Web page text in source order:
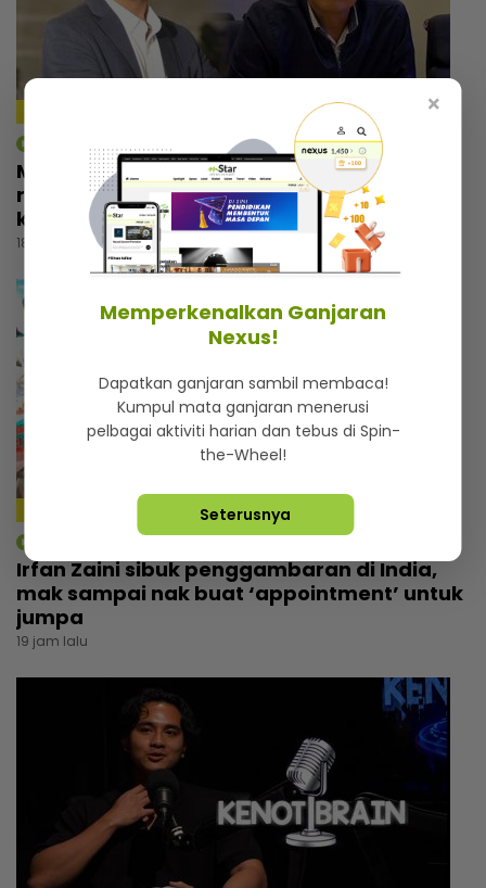
Macam tak percaya umur dah 57 tahun,
rupanya ini amalan mudah Rashdan Baba
kekal awet muda
18 jam lalu
Irfan Zaini sibuk penggambaran di India,
mak sampai nak buat ‘appointment’ untuk
jumpa
19 jam lalu
×
Memperkenalkan Ganjaran
Nexus!
Dapatkan ganjaran sambil membaca!
Kumpul mata ganjaran menerusi
pelbagai aktiviti harian dan tebus di Spin-
the-Wheel!
Seterusnya